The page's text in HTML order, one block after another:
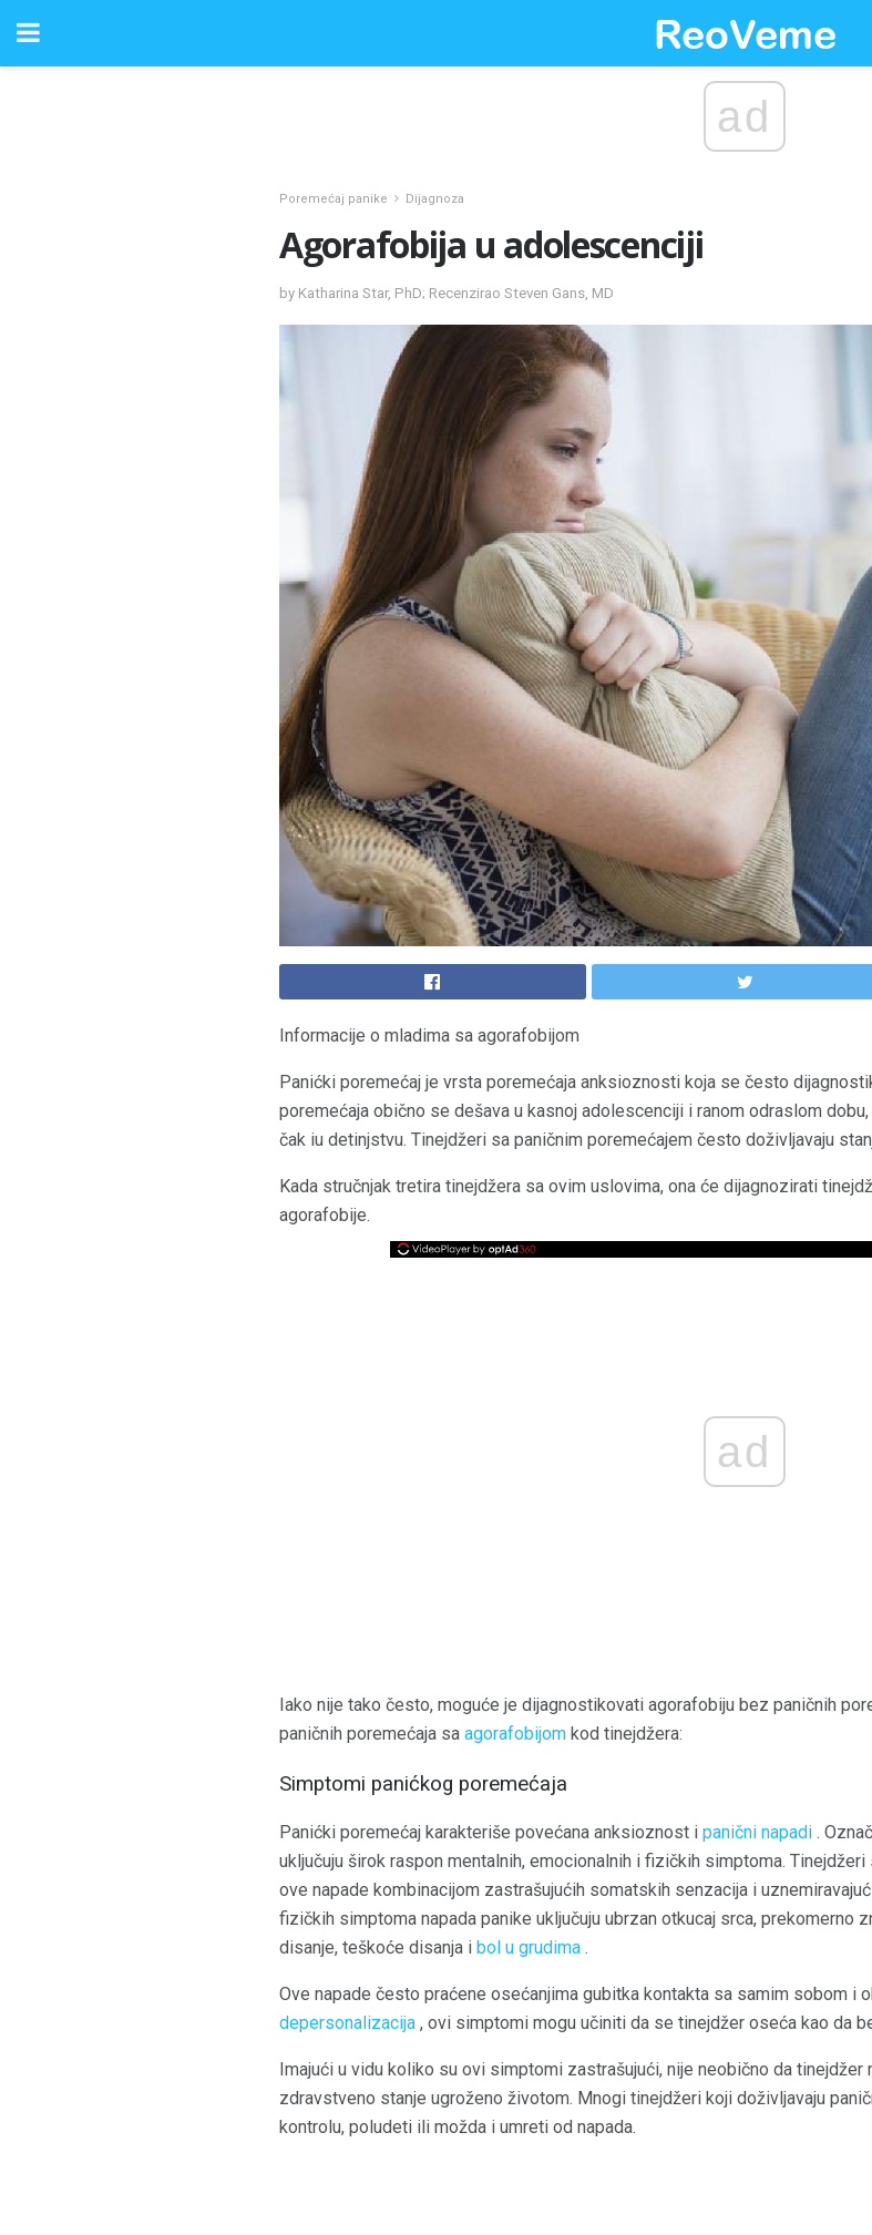
ad
Poremećaj panike Dijagnoza
Agorafobija u adolescenciji
by Katharina Star, PhD; Recenzirao Steven Gans, MD
Informacije o mladima sa agorafobijom
Panićki poremećaj je vrsta poremećaja anksioznosti koja se često
poremećaja obično se dešava u kasnoj adolescenciji i ranom odraslom
čak iu detinjstvu. Tinejdžeri sa paničnim poremećajem često doživljavaju
Kada stručnjak tretira tinejdžera sa ovim uslovima, ona će dijagnozirati
agorafobije.
ad
Iako nije tako često, moguće je dijagnostikovati agorafobiju bez paničnih
paničnih poremećaja sa agorafobijom kod tinejdžera:
Simptomi panićkog poremećaja
Panićki poremećaj karakteriše povećana anksioznost i panični napadi .
uključuju širok raspon mentalnih, emocionalnih i fizičkih simptoma.
ove napade kombinacijom zastrašujućih somatskih senzacija i
fizičkih simptoma napada panike uključuju ubrzan otkucaj srca, prekomerno
disanje, teškoće disanja i bol u grudima .
Ove napade često praćene osećanjima gubitka kontakta sa samim sobom i
depersonalizacija , ovi simptomi mogu učiniti da se tinejdžer oseća kao da
Imajući u vidu koliko su ovi simptomi zastrašujući, nije neobično da tinejdžer
zdravstveno stanje ugroženo životom. Mnogi tinejdžeri koji doživljavaju
kontrolu, poludeti ili možda i umreti od napada.